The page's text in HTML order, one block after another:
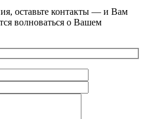
оставьте контакты — и Вам
волноваться о Вашем